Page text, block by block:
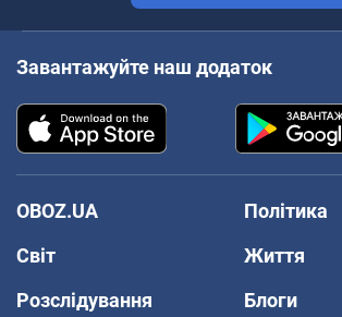
Завантажуйте наш додаток
OBOZ.UA
Політика
Світ
Життя
Розслідування
Блоги